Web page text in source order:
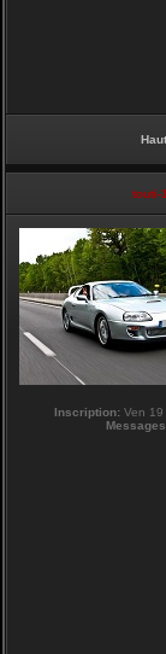
Haut
touti-
Inscription: Ven